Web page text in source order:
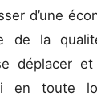
d’une
de la
déplacer
en toute